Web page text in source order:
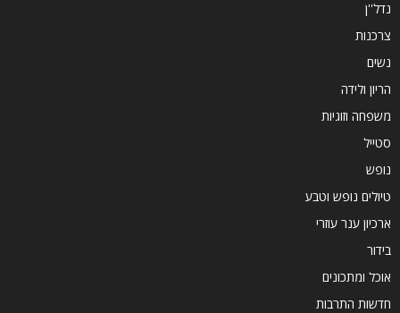
נדל''ן
צרכנות
נשים
הריון ולידה
משפחה וזוגיות
סטייל
נופש
טיולים נופש וטבע
ארכיון ענר עוזרי
בידור
אוכל ומתכונים
חדשות התרבות